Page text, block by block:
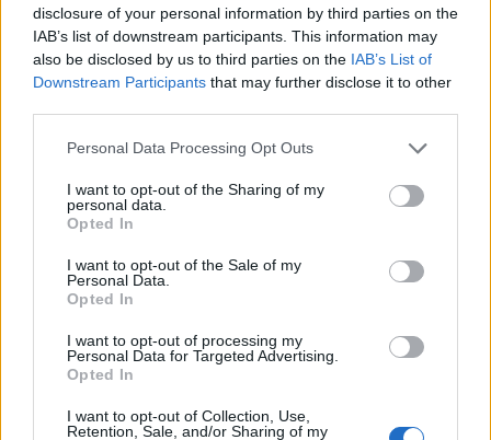
disclosure of your personal information by third parties on the
IAB’s list of downstream participants. This information may
also be disclosed by us to third parties on the IAB’s List of
Downstream Participants that may further disclose it to other
Please note that this website/app uses one or more Google
not limited to your visit or usage behaviour. You may click to
grant or deny consent to Google and its third-party tags to
use your data for below specified purposes in below Google
consent section.
Personal Data Processing Opt Outs
I want to opt-out of the Sharing of my
personal data.
Opted In
I want to opt-out of the Sale of my
Personal Data.
Opted In
I want to opt-out of processing my
Personal Data for Targeted Advertising.
Opted In
I want to opt-out of Collection, Use,
Retention, Sale, and/or Sharing of my
POTREBBE INTERESSARTI
ROMA PRANZO DI FERRAGOSTO
– I piatti della tradizione
fiumi e laghi italiani
7 anni fa
“L’Italia ha un’occasione unica per dare un contributo
modello di business sostenibile capace di generare
un impatto positivo e di lungo termine soprattutto
economico del settore” ha affermato ancora il